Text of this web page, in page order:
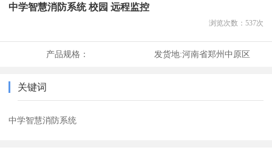
中学智慧消防系统 校园 远程监控
浏览次数： 537次
产品规格： 发货地:河南省郑州中原区
关键词
中学智慧消防系统